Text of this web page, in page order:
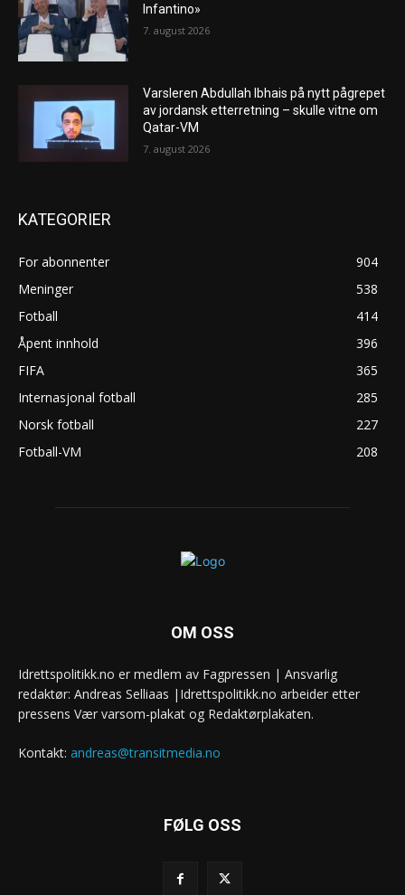
Infantino»
7. august 2026
Varsleren Abdullah Ibhais på nytt pågrepet
av jordansk etterretning – skulle vitne om
Qatar-VM
7. august 2026
KATEGORIER
For abonnenter
904
Meninger
538
Fotball
414
Åpent innhold
396
FIFA
365
Internasjonal fotball
285
Norsk fotball
227
Fotball-VM
208
OM OSS
Idrettspolitikk.no er medlem av Fagpressen | Ansvarlig
redaktør: Andreas Selliaas |Idrettspolitikk.no arbeider etter
pressens Vær varsom-plakat og Redaktørplakaten.
Kontakt: andreas@transitmedia.no
FØLG OSS